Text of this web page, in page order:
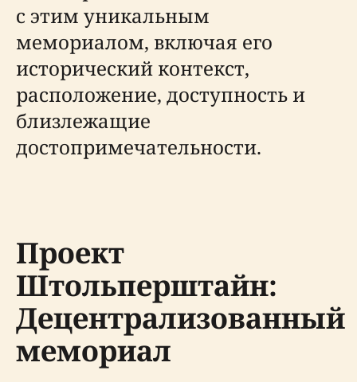
с этим уникальным
мемориалом, включая его
исторический контекст,
расположение, доступность и
близлежащие
достопримечательности.
Проект
Штольперштайн:
Децентрализованный
мемориал